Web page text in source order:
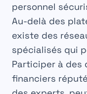
personnel
Au-delà des
existe des
spécialisés qui
Participer à des
financiers